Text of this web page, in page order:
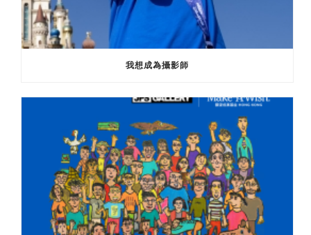
我想成為攝影師